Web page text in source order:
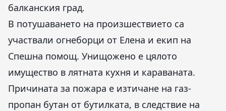
балканския град.
В потушаването на произшествието са
участвали огнеборци от Елена и екип на
Спешна помощ. Унищожено е цялото
имущество в лятната кухня и караваната.
Причината за пожара е изтичане на газ-
пропан бутан от бутилката, в следствие на